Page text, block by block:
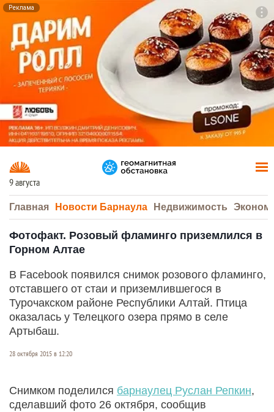
Реклама
9 августа
Главная Новости Барнаула Недвижимость
Фотофакт. Розовый фламинго приземлился в
Горном Алтае
В Facebook появился снимок розового фламинго,
отставшего от стаи и приземлившегося в
Турочакском районе Республики Алтай. Птица
оказалась у Телецкого озера прямо в селе
Артыбаш.
28 октября 2015 в 12:20
Снимком поделился барнаулец Руслан Репкин,
сделавший фото 26 октября, сообщив